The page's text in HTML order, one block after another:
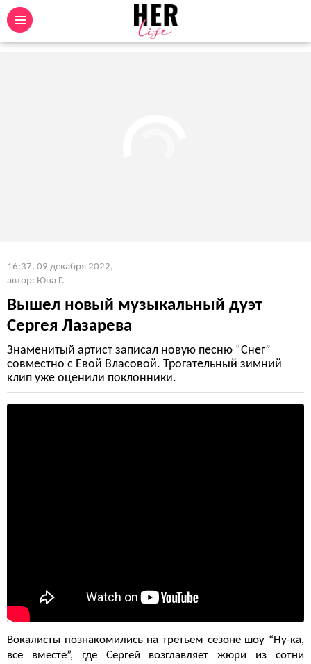
16:37, 09 декабря 2022,
автор: Юна Г.
Вышел новый музыкальный дуэт
Сергея Лазарева
Знаменитый артист записал новую песню “Снег”
совместно с Евой Власовой. Трогательный зимний
клип уже оценили поклонники.
Вокалисты познакомились на третьем сезоне шоу “Ну-ка,
все вместе”, где Сергей возглавляет жюри из сотни